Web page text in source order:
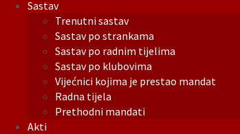
Sastav
Trenutni sastav
Sastav po strankama
Sastav po radnim tijelima
Sastav po klubovima
Vijećnici kojima je prestao mandat
Radna tijela
Prethodni mandati
Akti